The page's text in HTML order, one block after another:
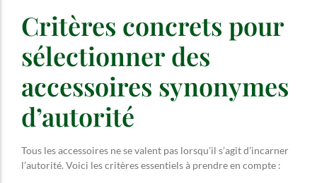
Critères concrets pour
sélectionner des
accessoires synonymes
d’autorité
Tous les accessoires ne se valent pas lorsqu’il s’agit d’incarner
l’autorité. Voici les critères essentiels à prendre en compte :